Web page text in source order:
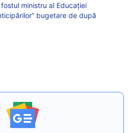
ministru al Educației
bugetare de după